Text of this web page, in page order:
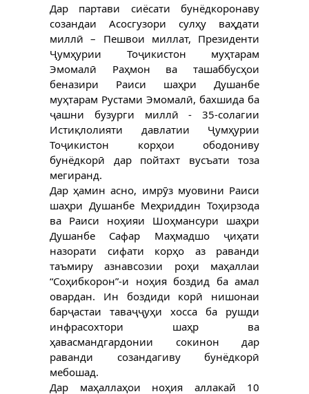
Дар партави сиёсати бунёдкоронаву
созандаи Асосгузори сулҳу ваҳдати
миллӣ – Пешвои миллат, Президенти
Ҷумҳурии Тоҷикистон муҳтарам
Эмомалӣ Раҳмон ва ташаббусҳои
беназири Раиси шаҳри Душанбе
муҳтарам Рустами Эмомалӣ, бахшида ба
ҷашни бузурги миллӣ - 35-солагии
Истиқлолияти давлатии Ҷумҳурии
Тоҷикистон корҳои ободониву
бунёдкорӣ дар пойтахт вусъати тоза
мегиранд.
Дар ҳамин асно, имрӯз муовини Раиси
шаҳри Душанбе Меҳриддин Тоҳирзода
ва Раиси ноҳияи Шоҳмансури шаҳри
Душанбе Сафар Маҳмадшо ҷиҳати
назорати сифати корҳо аз раванди
таъмиру азнавсозии роҳи маҳаллаи
“Соҳибкорон”-и ноҳия боздид ба амал
овардан. Ин боздиди корӣ нишонаи
барҷастаи таваҷҷуҳи хосса ба рушди
инфрасохтори шаҳр ва
ҳавасмандгардонии сокинон дар
раванди созандагиву бунёдкорӣ
мебошад.
Дар маҳаллаҳои ноҳия аллакай 10